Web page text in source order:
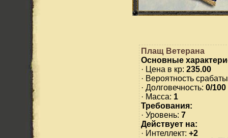
Плащ Ветерана
Основные
· Цена в кр: 235.00
· Вероятность
· Долговечность: 0/100
· Масса: 1
Требования:
· Уровень: 7
Действует на:
· Интеллект: +2